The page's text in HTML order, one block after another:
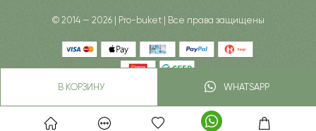
В КОРЗИНУ WHATSAPP
© 2014 — 2026 | Pro-buket | Все права защищены